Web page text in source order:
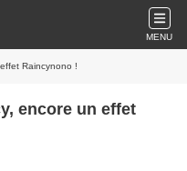
MENU
Raincynono !
encore un effet